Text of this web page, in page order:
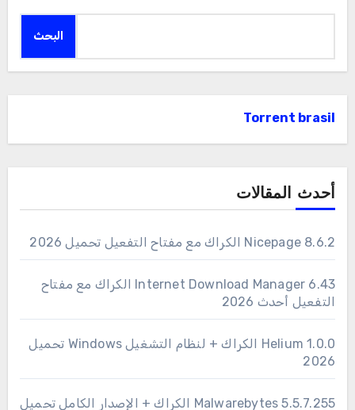
البحث
Torrent brasil
أحدث المقالات
Nicepage 8.6.2 الكراك مع مفتاح التفعيل تحميل 2026
6.43 Internet Download Manager الكراك مع مفتاح
التفعيل أحدث 2026
1.0.0 Helium الكراك + لنظام التشغيل Windows تحميل
2026
Malwarebytes 5.5.7.255 الكراك + الإصدار الكامل تحميل